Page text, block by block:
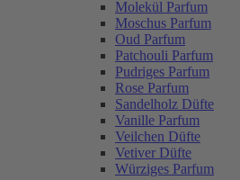
Molekül Parfum
Moschus Parfum
Oud Parfum
Patchouli Parfum
Pudriges Parfum
Rose Parfum
Sandelholz Düfte
Vanille Parfum
Veilchen Düfte
Vetiver Düfte
Würziges Parfum